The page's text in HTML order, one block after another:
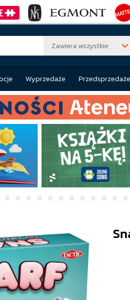
Zawiera wszystkie
Wyprzedaże Przedsprzedaże